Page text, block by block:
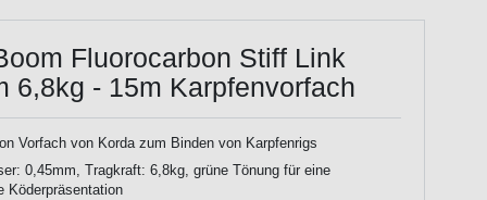
Fluorocarbon Stiff Link
6,8kg - 15m Karpfenvorfach
Vorfach von Korda zum Binden von Karpfenrigs
0,45mm, Tragkraft: 6,8kg, grüne Tönung für eine
Köderpräsentation